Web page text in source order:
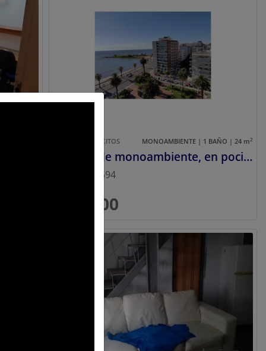
POCITOS MONOAMBIENTE | 1 BAÑO | 24 m2
Alquiler de monoambiente, en pocitos
#dd2694
$ 16.000